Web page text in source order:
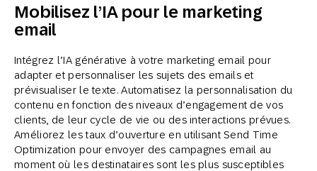
Mobilisez l’IA pour le marketing
email
Intégrez l’IA générative à votre marketing email pour
adapter et personnaliser les sujets des emails et
prévisualiser le texte. Automatisez la personnalisation du
contenu en fonction des niveaux d’engagement de vos
clients, de leur cycle de vie ou des interactions prévues.
Améliorez les taux d’ouverture en utilisant Send Time
Optimization pour envoyer des campagnes email au
moment où les destinataires sont les plus susceptibles